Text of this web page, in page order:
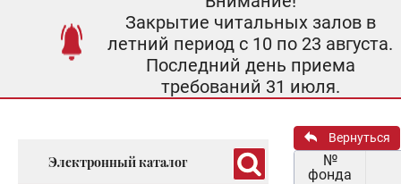
Закрытие читальных залов в
летний период с 10 по 23 августа.
Последний день приема
требований 31 июля.
Электронный каталог
Вернуться
№
фонда